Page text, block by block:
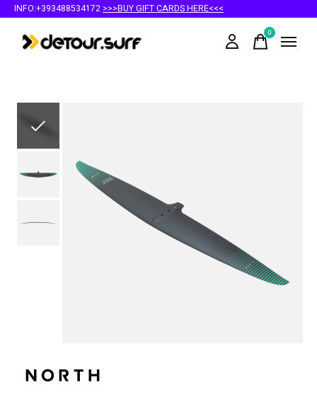
INFO:+393488534172 >>>BUY GIFT CARDS HERE<<<
0items